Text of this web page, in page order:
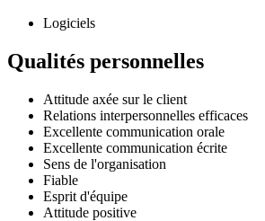
Logiciels
Qualités personnelles
Attitude axée sur le client
Relations interpersonnelles efficaces
Excellente communication orale
Excellente communication écrite
Sens de l'organisation
Fiable
Esprit d'équipe
Attitude positive